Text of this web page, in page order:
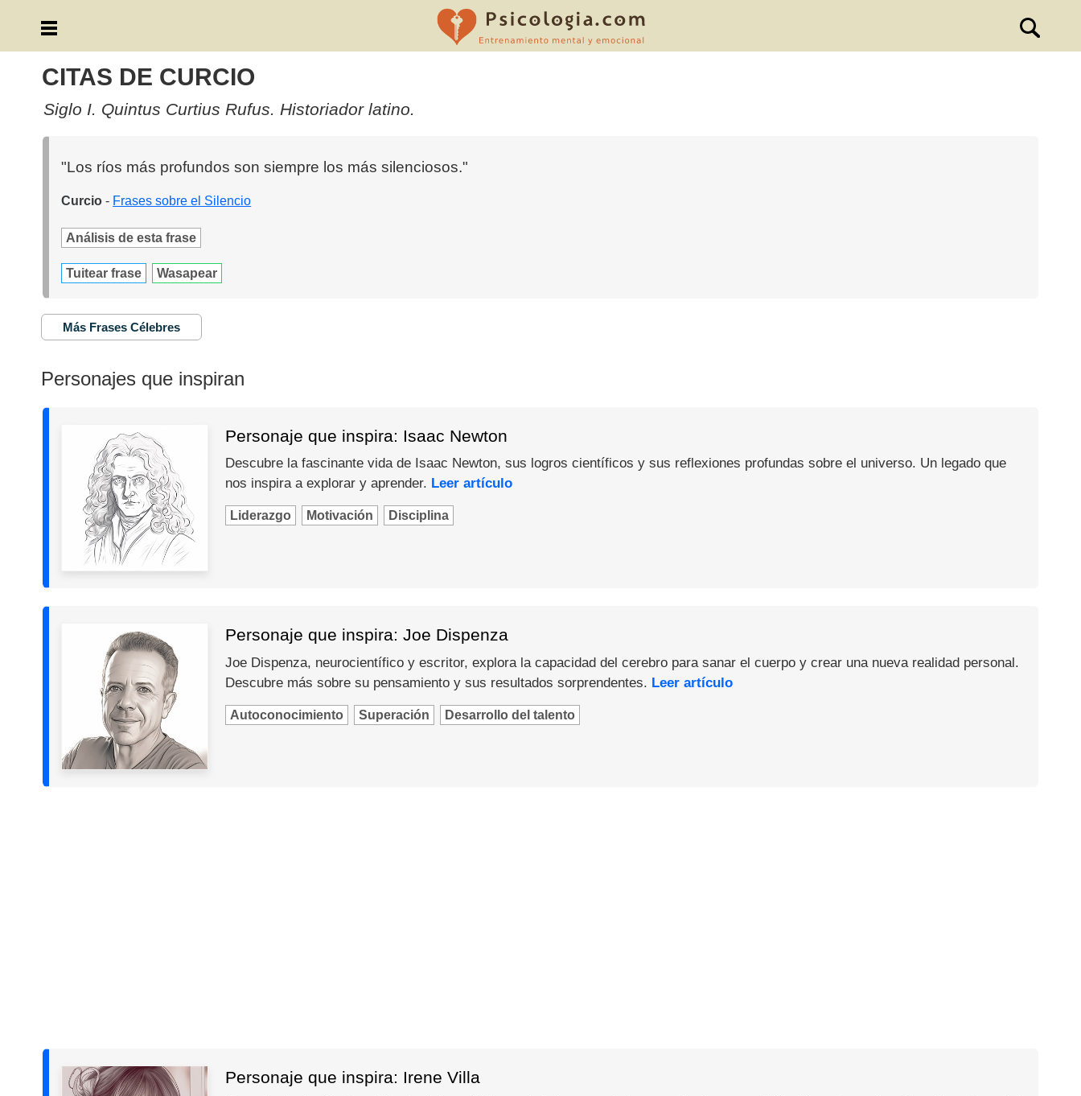
CITAS DE CURCIO
Siglo I. Quintus Curtius Rufus. Historiador latino.
"Los ríos más profundos son siempre los más silenciosos."
Curcio - Frases sobre el Silencio
Análisis de esta frase
Tuitear frase Wasapear
Más Frases Célebres
Personajes que inspiran
Personaje que inspira: Isaac Newton
Descubre la fascinante vida de Isaac Newton, sus logros científicos y sus reflexiones profundas sobre el universo. Un legado que
nos inspira a explorar y aprender. Leer artículo
Liderazgo Motivación Disciplina
Personaje que inspira: Joe Dispenza
Joe Dispenza, neurocientífico y escritor, explora la capacidad del cerebro para sanar el cuerpo y crear una nueva realidad personal.
Descubre más sobre su pensamiento y sus resultados sorprendentes. Leer artículo
Autoconocimiento Superación Desarrollo del talento
Personaje que inspira: Irene Villa